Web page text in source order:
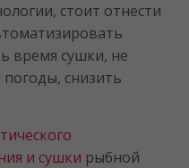
стоит отнести
время сушки, не
снизить
и сушки рыбной